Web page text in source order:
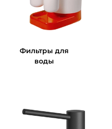
Фильтры для
воды